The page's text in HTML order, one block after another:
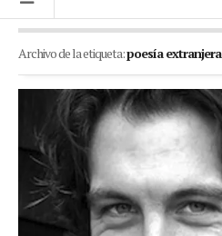
Archivo de la etiqueta:poesía extranjera